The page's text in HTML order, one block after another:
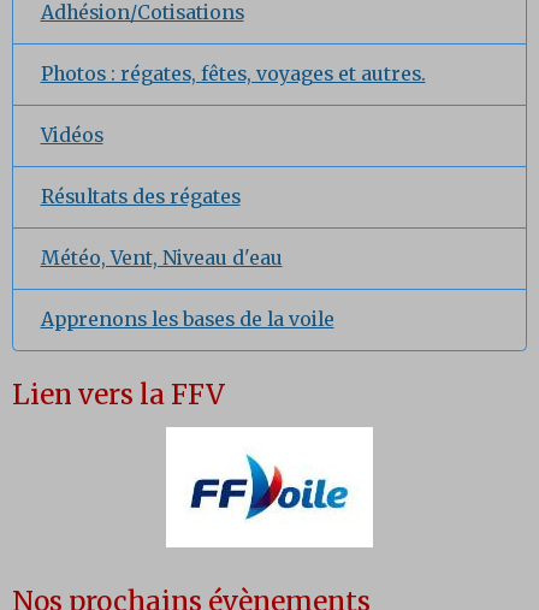
Adhésion/Cotisations
Photos : régates, fêtes, voyages et autres.
Vidéos
Résultats des régates
Météo, Vent, Niveau d'eau
Apprenons les bases de la voile
Lien vers la FFV
Nos prochains évènements